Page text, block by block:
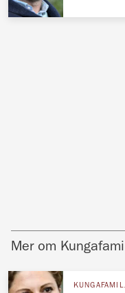
Mer om